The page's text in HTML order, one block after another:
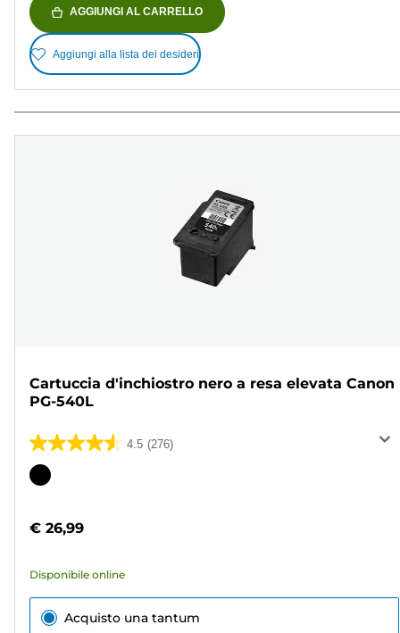
AGGIUNGI AL CARRELLO
Aggiungi alla lista dei desideri
Cartuccia d'inchiostro nero a resa elevata Canon
PG-540L
4.5 (276)
4.5
su
276
Cartuccia
€ 26,99
Disponibile online
Acquisto una tantum